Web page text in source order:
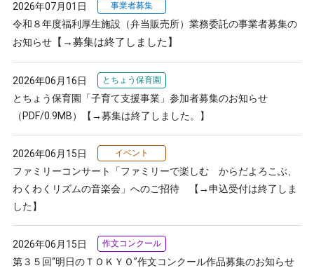
2026年07月01日 事業者募集
令和８年度福利厚生施設（弁当販売所）業務委託の事業者募集の
お知らせ【→募集は終了しました】
2026年06月16日 とちょう保育園
とちょう保育園「子育て支援事業」参加者募集のお知らせ
（PDF/0.9MB）【→募集は終了しました。】
2026年06月15日 イベント
ファミリーコンサート「ファミリーで楽しむ からだよろこぶ、
わくわくリズムの音楽会」へのご招待【→申込受付は終了しま
した】
2026年06月15日 作文コンクール
第３５回“明日のＴＯＫＹＯ”作文コンクール作品募集のお知らせ